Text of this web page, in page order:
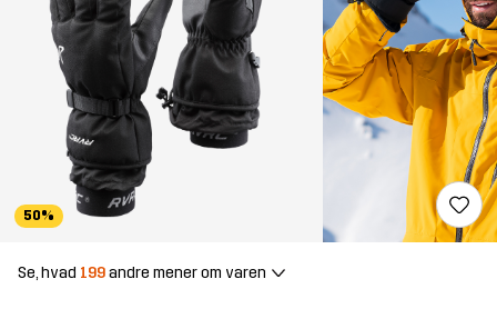
50%
Se, hvad 199andre mener om varen